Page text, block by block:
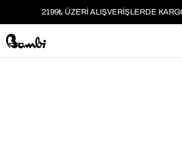
2199₺ ÜZERİ ALIŞVERİŞLERDE
MOBİL UYGULAMAYA ÖZEL İLK